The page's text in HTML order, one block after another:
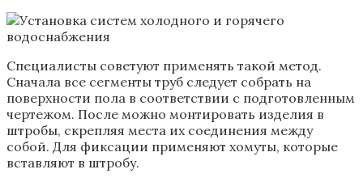
Специалисты советуют применять такой метод.
Сначала все сегменты труб следует собрать на
поверхности пола в соответствии с подготовленным
чертежом. После можно монтировать изделия в
штробы, скрепляя места их соединения между
собой. Для фиксации применяют хомуты, которые
вставляют в штробу.